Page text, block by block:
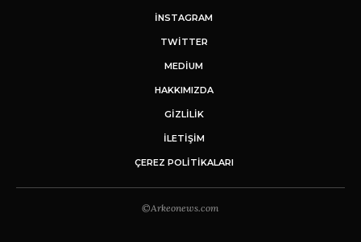
INSTAGRAM
TWITTER
MEDIUM
HAKKIMIZDA
GİZLİLİK
İLETIŞIM
ÇEREZ POLITIKALARI
©Arkeonews.com